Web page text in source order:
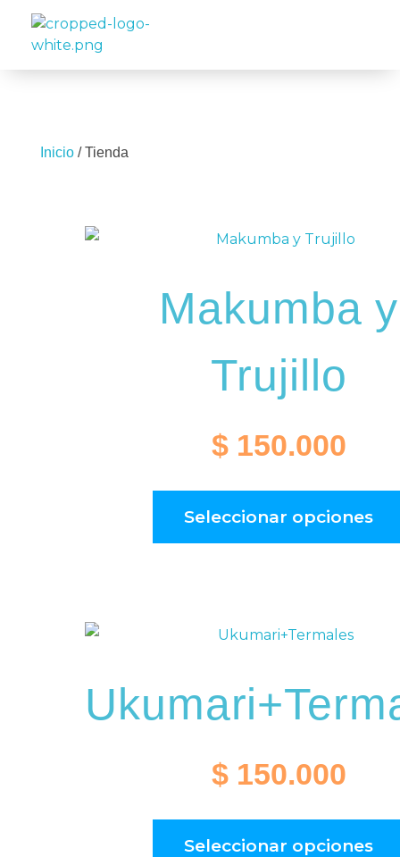
Travelea
Inicio / Tienda
Makumba y
Trujillo
$150.000
Seleccionar opciones
$150.000
Seleccionar opciones